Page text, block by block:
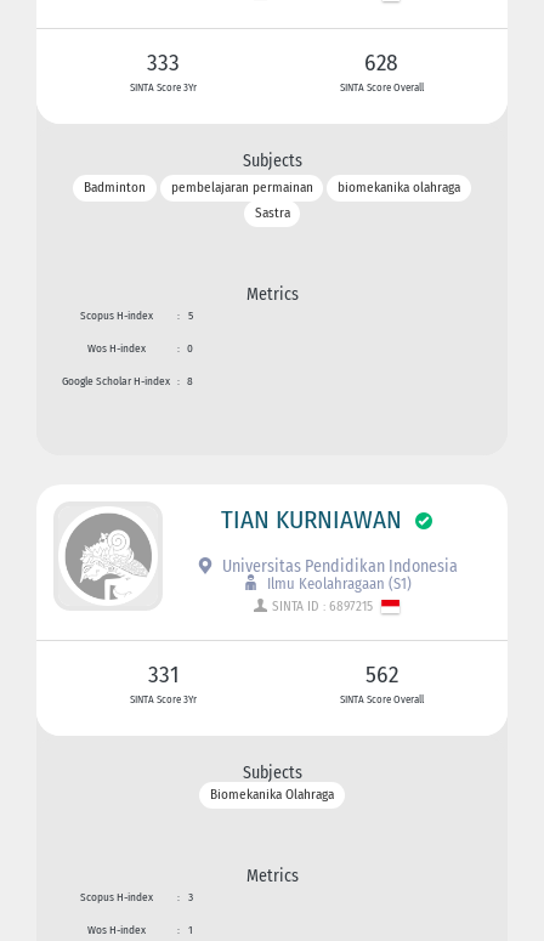
333
SINTA Score 3Yr
628
SINTA Score Overall
Subjects
Badminton pembelajaran permainan
biomekanika olahraga
Sastra
Metrics
Scopus H-index : 5
Wos H-index : 0
Google Scholar H-index : 8
TIAN KURNIAWAN
Universitas Pendidikan Indonesia
Ilmu Keolahragaan (S1)
SINTA ID : 6897215
331
SINTA Score 3Yr
562
SINTA Score Overall
Subjects
Biomekanika Olahraga
Metrics
Scopus H-index : 3
Wos H-index : 1